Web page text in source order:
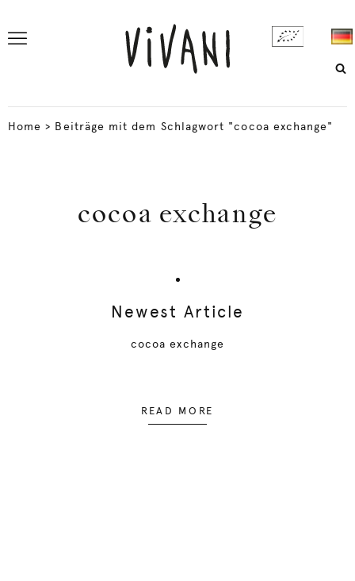
Home > Beiträge mit dem Schlagwort "cocoa exchange"
cocoa exchange
Newest Article
cocoa exchange
READ MORE